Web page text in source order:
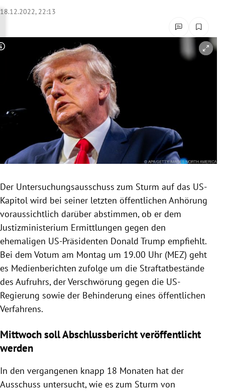
Untermenü
Untermenü
Untermenü
Untermenü
Untermenü
Untermenü
Untermenü
18.12.2022, 22:13
Copyright-Hinweis öffnen/schließen
Der Untersuchungsausschuss zum Sturm auf das US-
Kapitol wird bei seiner letzten öffentlichen Anhörung
voraussichtlich darüber abstimmen, ob er dem
Justizministerium Ermittlungen gegen den
ehemaligen US-Präsidenten Donald Trump empfiehlt.
Bei dem Votum am Montag um 19.00 Uhr (MEZ) geht
es Medienberichten zufolge um die Straftatbestände
des Aufruhrs, der Verschwörung gegen die US-
Regierung sowie der Behinderung eines öffentlichen
Verfahrens.
Mittwoch soll Abschlussbericht veröffentlicht
werden
In den vergangenen knapp 18 Monaten hat der
Ausschuss untersucht, wie es zum Sturm von